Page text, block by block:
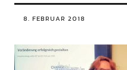
8. FEBRUAR 2018